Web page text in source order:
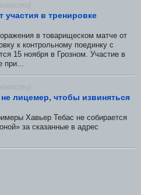
участия в тренировке
в товарищеском матче от
к контрольному поединку с
15 ноября в Грозном. Участие в
при...
лицемер, чтобы извиняться
Хавьер Тебас не собирается
за сказанные в адрес